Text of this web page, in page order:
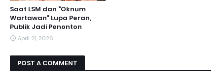
Saat LSM dan "Oknum
Wartawan" Lupa Peran,
Publik Jadi Penonton
April 21, 2026
POST A COMMENT